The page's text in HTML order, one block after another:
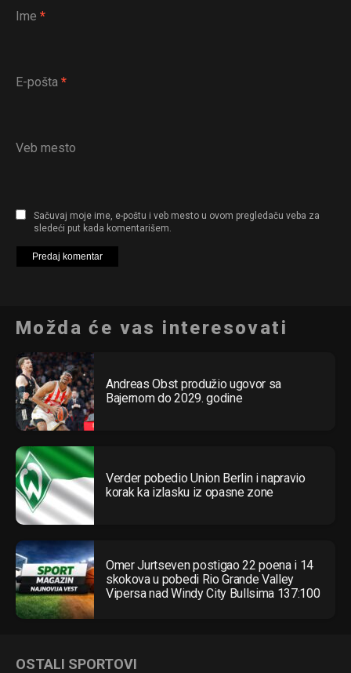
Ime *
E-pošta *
Veb mesto
Sačuvaj moje ime, e-poštu i veb mesto u ovom pregledaču veba za
sledeći put kada komentarišem.
Možda će vas interesovati
Andreas Obst produžio ugovor sa
Bajernom do 2029. godine
Verder pobedio Union Berlin i napravio
korak ka izlasku iz opasne zone
Omer Jurtseven postigao 22 poena i 14
skokova u pobedi Rio Grande Valley
Vipersa nad Windy City Bullsima 137:100
OSTALI SPORTOVI
Email